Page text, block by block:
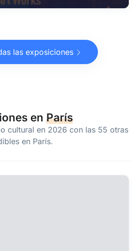
las exposiciones
en París
cultural en 2026 con las 55 otras
en París.